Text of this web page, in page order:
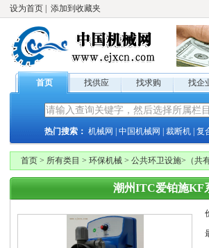
设为首页 添加到收藏夹
首页 找供应 找求购 找企
热门搜索： 机械网 中国机械网 裁断机 复
首页 > 所有类目 > 环保机械 > 公共环卫设施> （共
潮州ITC爱铂施KF